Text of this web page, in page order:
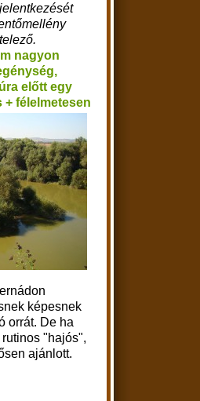
nagyon
előtt egy
+ félelmetesen
képesnek
orrát. De ha
"hajós",
ajánlott.